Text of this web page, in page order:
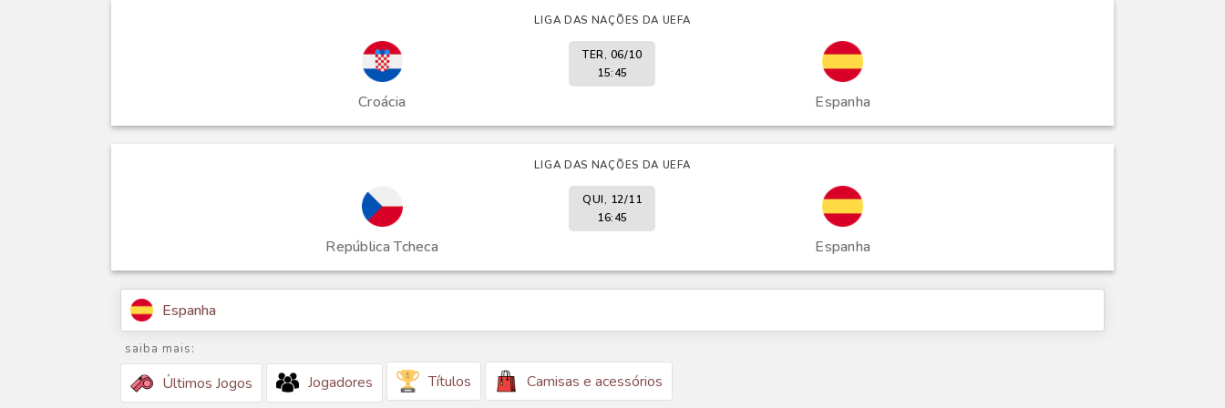
LIGA DAS NAÇÕES DA UEFA
Croácia Espanha
TER, 06/10
15:45
LIGA DAS NAÇÕES DA UEFA
República Tcheca Espanha
QUI, 12/11
16:45
Espanha
saiba mais:
Últimos Jogos Jogadores Títulos Camisas e acessórios